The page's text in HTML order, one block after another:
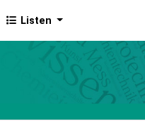
Listen